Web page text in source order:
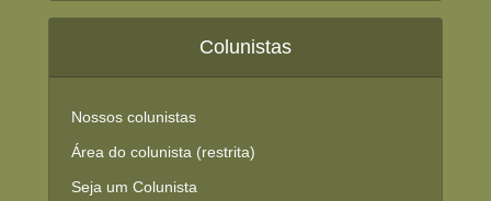
Colunistas
Nossos colunistas
Área do colunista (restrita)
Seja um Colunista